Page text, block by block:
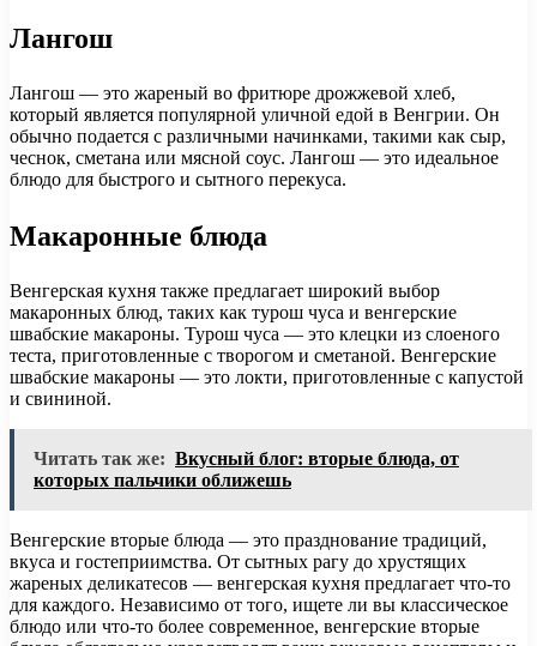
Лангош
Лангош — это жареный во фритюре дрожжевой хлеб,
который является популярной уличной едой в Венгрии. Он
обычно подается с различными начинками, такими как сыр,
чеснок, сметана или мясной соус. Лангош — это идеальное
блюдо для быстрого и сытного перекуса.
Макаронные блюда
Венгерская кухня также предлагает широкий выбор
макаронных блюд, таких как турош чуса и венгерские
швабские макароны. Турош чуса — это клецки из слоеного
теста, приготовленные с творогом и сметаной. Венгерские
швабские макароны — это локти, приготовленные с капустой
и свининой.
Читать так же: Вкусный блог: вторые блюда, от
которых пальчики оближешь
Венгерские вторые блюда — это празднование традиций,
вкуса и гостеприимства. От сытных рагу до хрустящих
жареных деликатесов — венгерская кухня предлагает что-то
для каждого. Независимо от того, ищете ли вы классическое
блюдо или что-то более современное, венгерские вторые